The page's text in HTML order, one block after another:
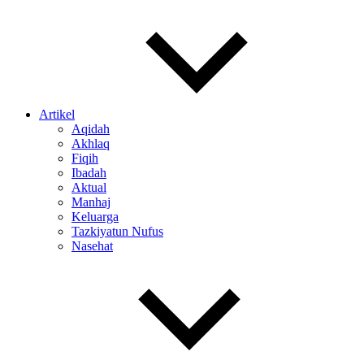
Artikel
Aqidah
Akhlaq
Fiqih
Ibadah
Aktual
Manhaj
Keluarga
Tazkiyatun Nufus
Nasehat